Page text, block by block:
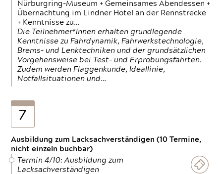
Nürburgring-Museum + Gemeinsames Abendessen +
Übernachtung im Lindner Hotel an der Rennstrecke
+ Kenntnisse zu…
Die Teilnehmer*Innen erhalten grundlegende
Kenntnisse zu Fahrdynamik, Fahrwerkstechnologie,
Brems- und Lenktechniken und der grundsätzlichen
Vorgehensweise bei Test- und Erprobungsfahrten.
Zudem werden Flaggenkunde, Ideallinie,
Notfallsituationen und…
7
Ausbildung zum Lacksachverständigen (10 Termine,
nicht einzeln buchbar)
Termin 4/10: Ausbildung zum
Lacksachverständigen